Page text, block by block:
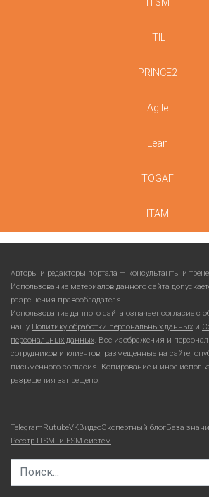
ITSM
ITIL
PRINCE2
Agile
Lean
TOGAF
ITAM
Авторы и редакторы портала — консультанты и
Использование материалов данного сайта
разрешения правообладателя.
Использование данного сайта означает согласие с
нашу Политику обработки персональных данных и
персональных данных. Все изображения и
сотрудников и клиентов, размещенные на сайте,
письменного согласия. Копирование и иное
разрешения запрещено.
TelegramRutubeVKВидеоЭкспертный блогБаза
Реестр ITSM- и ESM-систем
Search for